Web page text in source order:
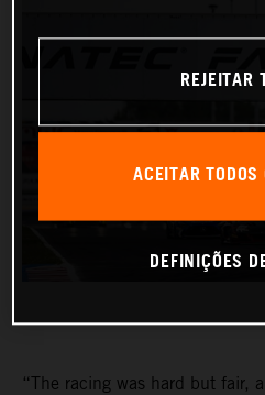
“The racing was hard but fair,
REJEITAR
ACEITAR
DEFINIÇÕES